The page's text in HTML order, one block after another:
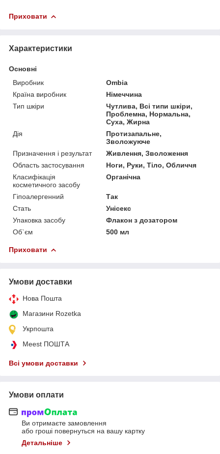
Приховати
Характеристики
Основні
Виробник
Ombia
Країна виробник
Німеччина
Тип шкіри
Чутлива, Всі типи шкіри,
Проблемна, Нормальна,
Суха, Жирна
Дія
Протизапальне,
Зволожуюче
Призначення і результат
Живлення, Зволоження
Область застосування
Ноги, Руки, Тіло, Обличчя
Класифікація
косметичного засобу
Органічна
Гіпоалергенний
Так
Стать
Унісекс
Упаковка засобу
Флакон з дозатором
Об`єм
500 мл
Приховати
Умови доставки
Нова Пошта
Магазини Rozetka
Укрпошта
Meest ПОШТА
Всі умови доставки
Умови оплати
Ви отримаєте замовлення
або гроші повернуться на вашу картку
Детальніше